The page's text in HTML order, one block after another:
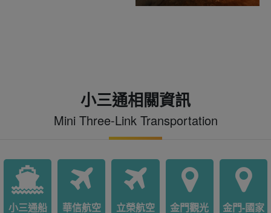
小三通相關資訊
Mini Three-Link Transportation
小三通船
華信航空 立榮航空
金門觀光
金門-國家